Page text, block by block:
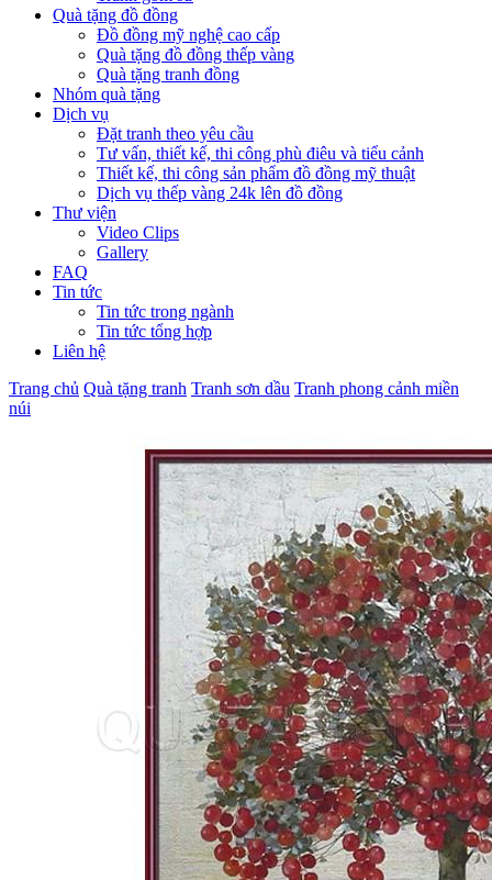
Quà tặng đồ đồng
Đồ đồng mỹ nghệ cao cấp
Quà tặng đồ đồng thếp vàng
Quà tặng tranh đồng
Nhóm quà tặng
Dịch vụ
Đặt tranh theo yêu cầu
Tư vấn, thiết kế, thi công phù điêu và tiểu cảnh
Thiết kế, thi công sản phẩm đồ đồng mỹ thuật
Dịch vụ thếp vàng 24k lên đồ đồng
Thư viện
Video Clips
Gallery
FAQ
Tin tức
Tin tức trong ngành
Tin tức tổng hợp
Liên hệ
Trang chủ Quà tặng tranh Tranh sơn dầu Tranh phong cảnh miền
núi